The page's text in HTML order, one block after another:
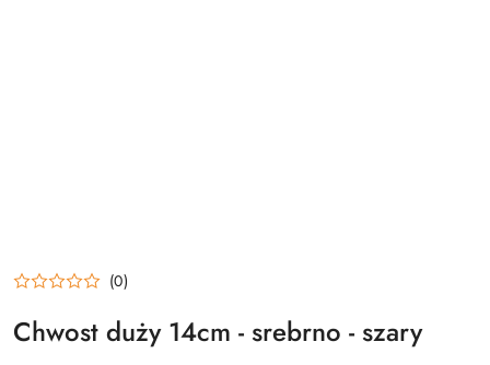
(0)
Chwost duży 14cm - srebrno - szary